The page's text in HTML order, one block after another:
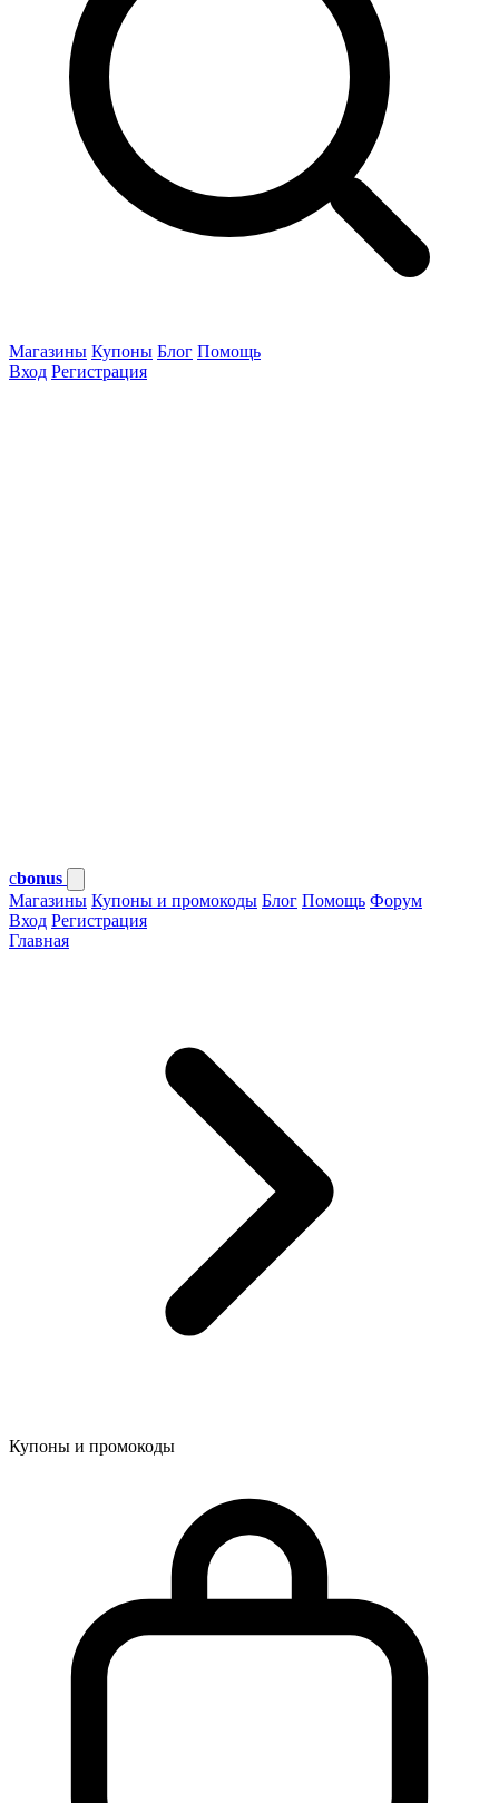
Магазины Купоны Блог Помощь
Вход Регистрация
cbonus
Магазины Купоны и промокоды Блог Помощь Форум
Вход Регистрация
Главная
Купоны и промокоды